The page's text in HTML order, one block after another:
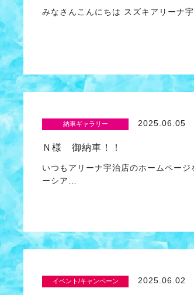
みなさんこんにちは スズキアリー
納車ギャラリー 2025.06.05
Ｎ様 御納車！！
いつもアリーナ宇治店のホームペー
ーシア…
イベント/キャンペーン 2025.06.02